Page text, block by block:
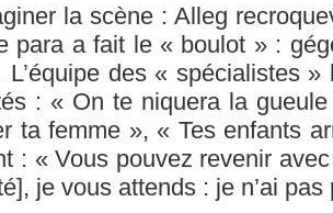
la scène : Alleg
para a fait le « boulot » :
L’équipe des « spécialistes
: « On te niquera la
ta femme », « Tes enfants
: « Vous pouvez revenir
je vous attends : je n’ai